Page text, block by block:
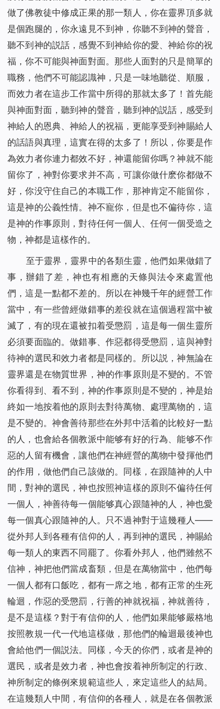
做了佛教徒中修成正果的那一類人，你在靈界頂多就
是個跑腿的，你永遠見不到神，你聽不到神的聲音，
聽不到神的説話，感覺不到神給你的愛、神給你的祝
福，你不可能與神面對面。那些人面對的只是簡單的
職務，他們不可能認識神，只是一味地聽從、順服，
而效力者在這步工作當中所得的那就太多了！首先能
與神面對面，聽到神的聲音，聽到神的説話，感受到
神給人的恩典、神給人的祝福，更能享受到神賜給人
的話語與真理，這實在得的太多了！所以，你要是作
為效力者你連力都效不好，神還能留你嗎？神就不能
留你了，神對你要求并不高，可讓你做什麽你都做不
好，你没守住自己的本職工作，那神肯定不能留你，
這是神的公義性情。神不寵你，但是也不偏待你，這
是神的作事原則，對待任何一個人、任何一個受造之
物，神都是這樣作的。
至于靈界，靈界中的各類生靈，他們如果做錯了
事，辦錯了差，神也有相應的天條與法令來處置他
們，這是一點都不差的。所以在神幾千年的經營工作
當中，有一些曾經做錯事的差役就在這個過程當中被
滅了，有的現在還被扣着受懲罰，這是每一個生靈所
必須要面臨的。做錯事、作惡都得受懲罰，這與神對
待神的選民和效力者都是同樣的。所以説，神無論在
靈界還是在物質世界，神的作事原則是不變的。不管
你看得到、看不到，神的作事原則是不變的，神是始
終如一地按着他的原則去對待萬物、處理萬物的，這
是不變的。神會善待那些在外邦中活着的比較好一點
的人，也會給各個教派中能够有好的行為、能够不作
惡的人留有機會，讓他們在神經營的萬物中發揮他們
的作用，做他們自己該做的。同樣，在跟隨神的人中
間，對神的選民，神也按照神這樣的原則不偏待任何
一個人，神善待每一個能够真心跟隨神的人，神也愛
每一個真心跟隨神的人。只不過神對于這幾種人——
從外邦人到各種有信仰的人，再到神的選民，神賜給
每一類人的東西不同罷了。你看外邦人，他們雖然不
信神，神把他們當成畜類，但是在萬物當中，他們每
一個人都有口飯吃，都有一席之地，都有正常的生死
輪迴，作惡的受懲罰，行善的神就祝福，神就善待，
是不是這樣？對于有信仰的人，他們如果能够嚴格地
按照教規一代一代地這樣做，那他們的輪迴最後神也
會給他們一個説法。同樣，今天的你們，或者是神的
選民，或者是效力者，神也會按着神所制定的行政、
神所制定的條例來規範這些人，來定這些人的結局。
在這幾類人中間，有信仰的各種人，就是在各個教派